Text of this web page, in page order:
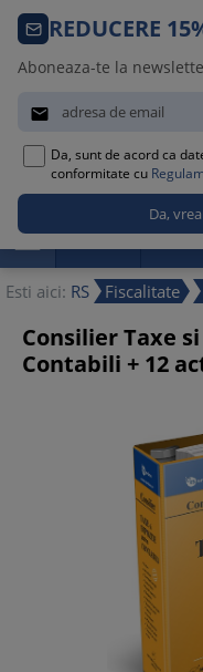
Comanda
 Promotii
Esti aici: RS Fiscalitate
REDUCERE
Aboneaza-te la

Da, sunt de acord ca
conformitate cu
Consilier Taxe
Contabili + 12